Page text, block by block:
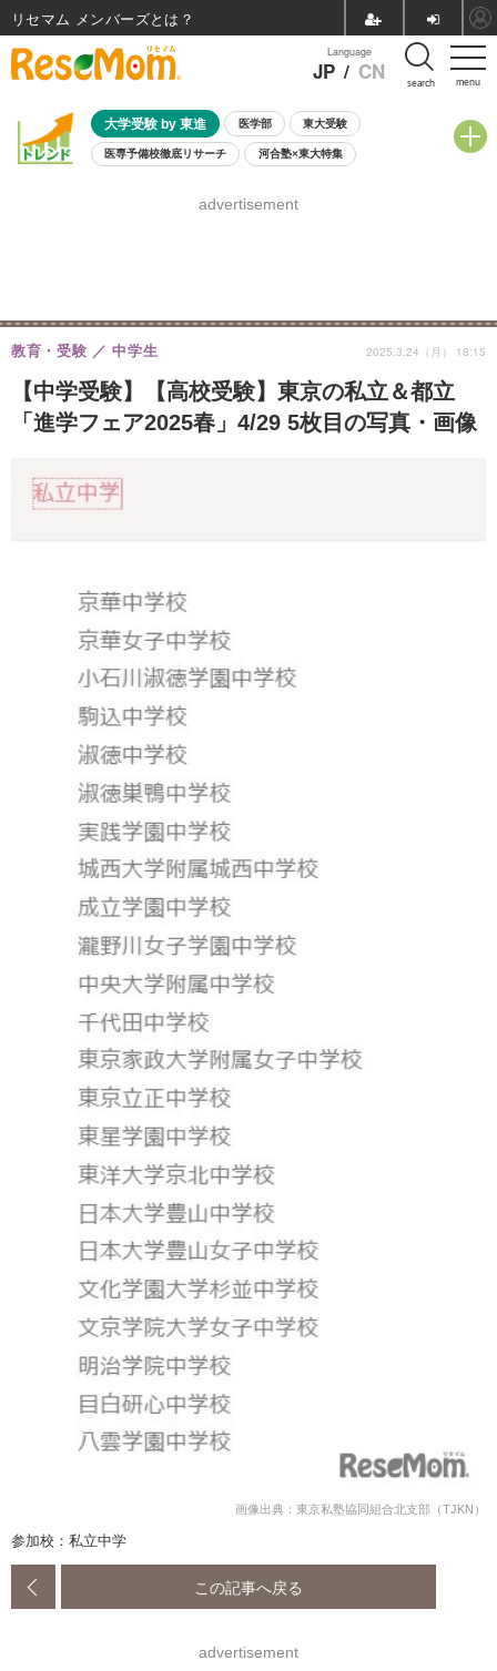
menu
Language
JP / CN search
大学受験 by 東進 医学部 東大受験
医専予備校徹底リサーチ 河合塾×東大特集
8月開催学校説明会・相談会
advertisement
【中学受験】【高校受験】東京の私立＆都立
「進学フェア2025春」4/29 5枚目の写真・画像
教育・受験 中学生 2025.3.24（月） 18:15
画像出典：東京私塾協同組合北支部（TJKN）
参加校：私立中学
この記事へ戻る
advertisement
リセマム メンバーズ